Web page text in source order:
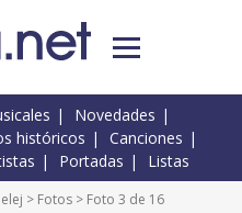
Novedades
históricos
Canciones
Portadas Listas
> Fotos > Foto 3 de 16